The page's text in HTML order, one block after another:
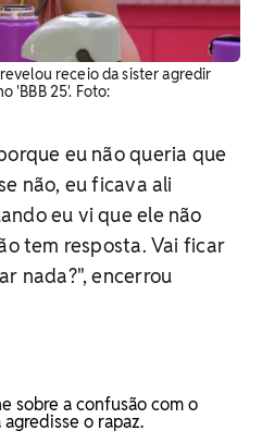
receio da sister agredir
'BBB 25'. Foto:
eu não queria que
não, eu ficava ali
eu vi que ele não
tem resposta. Vai ficar
nada?", encerrou
sobre a confusão com o
o rapaz.